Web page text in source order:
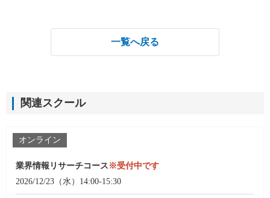
一覧へ戻る
関連スクール
業界情報リサーチコース ※受付中です
2026/12/23（水）14:00-15:30
オンライン